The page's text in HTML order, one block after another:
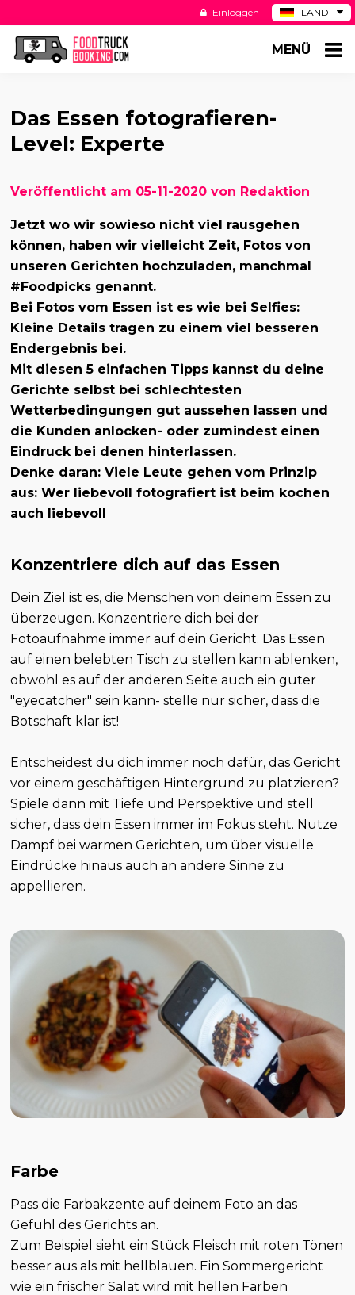
LAND
ES
Einloggen
MENÜ
Das Essen fotografieren-
Level: Experte
Veröffentlicht am 05-11-2020 von Redaktion
Jetzt wo wir sowieso nicht viel rausgehen
können, haben wir vielleicht Zeit, Fotos von
unseren Gerichten hochzuladen, manchmal
#Foodpicks genannt.
Bei Fotos vom Essen ist es wie bei Selfies:
Kleine Details tragen zu einem viel besseren
Endergebnis bei.
Mit diesen 5 einfachen Tipps kannst du deine
Gerichte selbst bei schlechtesten
Wetterbedingungen gut aussehen lassen und
die Kunden anlocken- oder zumindest einen
Eindruck bei denen hinterlassen.
Denke daran: Viele Leute gehen vom Prinzip
aus: Wer liebevoll fotografiert ist beim kochen
auch liebevoll
Konzentriere dich auf das Essen
Dein Ziel ist es, die Menschen von deinem Essen zu
überzeugen. Konzentriere dich bei der
Fotoaufnahme immer auf dein Gericht. Das Essen
auf einen belebten Tisch zu stellen kann ablenken,
obwohl es auf der anderen Seite auch ein guter
"eyecatcher" sein kann- stelle nur sicher, dass die
Botschaft klar ist!
Entscheidest du dich immer noch dafür, das Gericht
vor einem geschäftigen Hintergrund zu platzieren?
Spiele dann mit Tiefe und Perspektive und stell
sicher, dass dein Essen immer im Fokus steht. Nutze
Dampf bei warmen Gerichten, um über visuelle
Eindrücke hinaus auch an andere Sinne zu
appellieren.
Farbe
Pass die Farbakzente auf deinem Foto an das
Gefühl des Gerichts an.
Zum Beispiel sieht ein Stück Fleisch mit roten Tönen
besser aus als mit hellblauen. Ein Sommergericht
wie ein frischer Salat wird mit hellen Farben